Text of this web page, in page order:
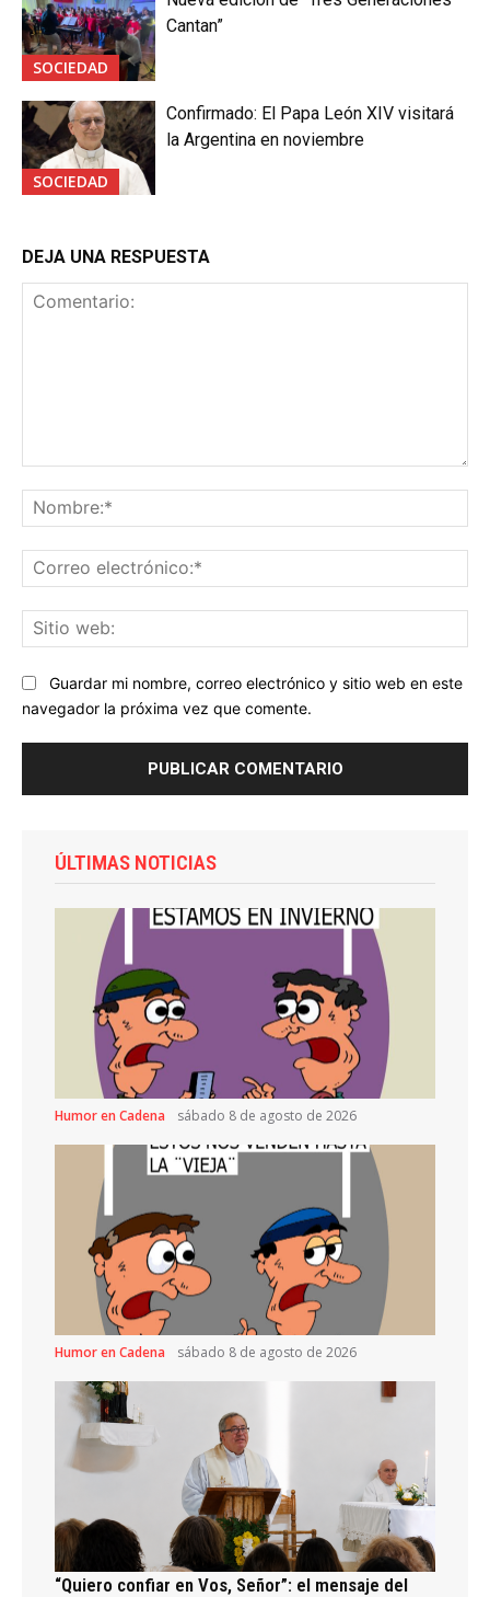
SOCIEDAD
Cantan”
SOCIEDAD
Confirmado: El Papa León XIV visitará
la Argentina en noviembre
DEJA UNA RESPUESTA
Guardar mi nombre, correo electrónico y sitio web en este
navegador la próxima vez que comente.
ÚLTIMAS NOTICIAS
Humor en Cadena sábado 8 de agosto de 2026
Humor en Cadena sábado 8 de agosto de 2026
“Quiero confiar en Vos, Señor”: el mensaje del